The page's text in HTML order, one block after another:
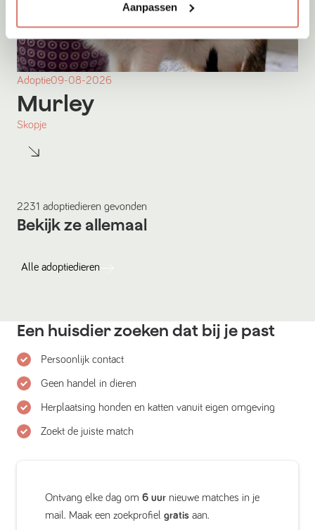
Aanpassen
Adoptie09-08-2026
Murley
Skopje
2231 adoptiedieren gevonden
Bekijk ze allemaal
Alle adoptiedieren
Een huisdier zoeken dat bij je past
Persoonlijk contact
Geen handel in dieren
Herplaatsing honden en katten vanuit eigen omgeving
Zoekt de juiste match
Ontvang elke dag om 6 uur nieuwe matches in je
mail. Maak een zoekprofiel gratis aan.